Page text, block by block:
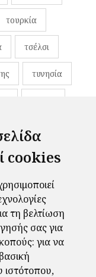
cookies
τη βελτίωση
σας για
για να
ιστότοπου,
τουρκία
τσέλσι
τυνησία
φίλαθλοι
μπουρ